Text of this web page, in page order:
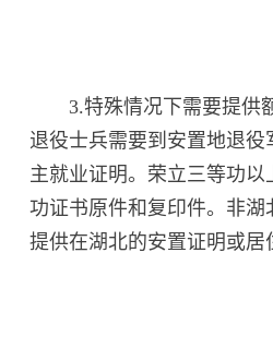
3.特殊情况下需要提供
退役士兵需要到安置地退役
主就业证明。荣立三等功以
功证书原件和复印件。非湖
提供在湖北的安置证明或居